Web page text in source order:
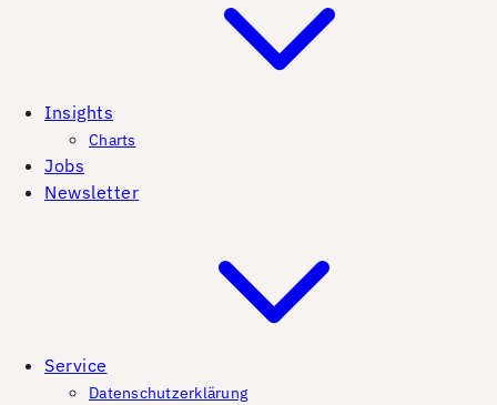
Insights
Charts
Jobs
Newsletter
Service
Datenschutzerklärung